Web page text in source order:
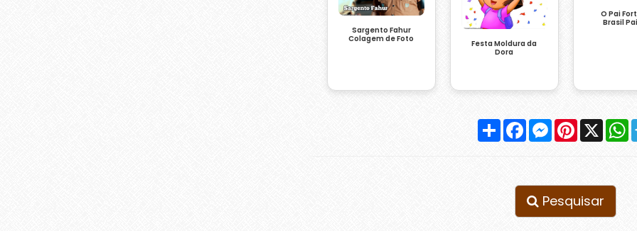
Sargento Fahur
Colagem de Foto
Festa Moldura da
Dora
O Pai
Brasil
Compartilhar
FacebookMessenger
Pinterest
X
Pesquisar